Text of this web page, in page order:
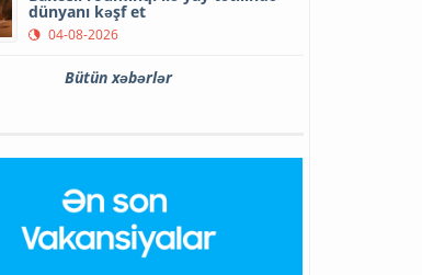
dünyanı kəşf et
04-08-2026
Bütün xəbərlər